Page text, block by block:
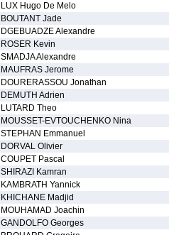
LUX Hugo De Melo
BOUTANT Jade
DGEBUADZE Alexandre
ROSER Kevin
SMADJA Alexandre
MAUFRAS Jerome
DOURERASSOU Jonathan
DEMUTH Adrien
LUTARD Theo
MOUSSET-EVTOUCHENKO Nina
STEPHAN Emmanuel
DORVAL Olivier
COUPET Pascal
SHIRAZI Kamran
KAMBRATH Yannick
KHICHANE Madjid
MOUHAMAD Joachin
GANDOLFO Georges